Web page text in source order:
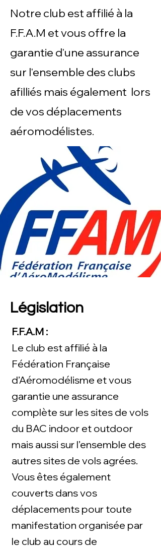
Notre club est affilié à la
F.F.A.M et vous offre la
garantie d'une assurance
sur l'ensemble des clubs
afilliés mais également lors
de vos déplacements
aéromodélistes.
Législation
F.F.A.M :
Le club est affilié à la
Fédération Française
d’Aéromodélisme et vous
garantie une assurance
complète sur les sites de vols
du BAC indoor et outdoor
mais aussi sur l’ensemble des
autres sites de vols agrées.
Vous êtes également
couverts dans vos
déplacements pour toute
manifestation organisée par
le club au cours de